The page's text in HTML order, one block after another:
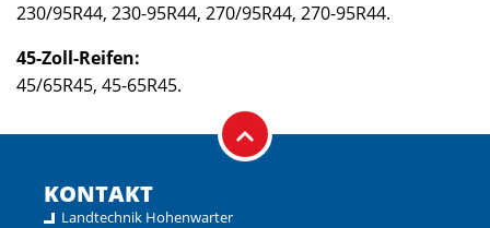
230/95R44, 230-95R44, 270/95R44, 270-95R44.
45-Zoll-Reifen:
45/65R45, 45-65R45.
KONTAKT
Landtechnik Hohenwarter